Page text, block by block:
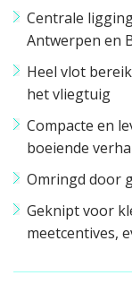
Centrale
Antwerpen en
Heel vlot
het vliegtuig
Compacte en
boeiende
Omringd door
Geknipt voor
meetcentives,